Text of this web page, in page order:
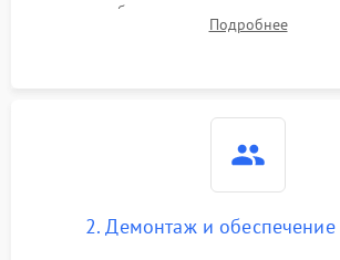
жалоб на отсутствие слива,
разбрызгивателей или срабатывание
Подробнее
2. Демонтаж и обеспечение